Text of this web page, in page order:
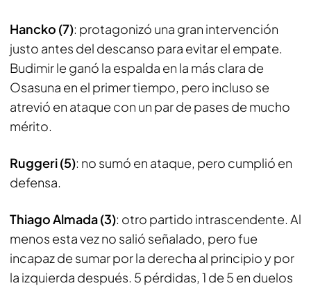
Hancko (7): protagonizó una gran intervención
justo antes del descanso para evitar el empate.
Budimir le ganó la espalda en la más clara de
Osasuna en el primer tiempo, pero incluso se
atrevió en ataque con un par de pases de mucho
mérito.
Ruggeri (5): no sumó en ataque, pero cumplió en
defensa.
Thiago Almada (3): otro partido intrascendente. Al
menos esta vez no salió señalado, pero fue
incapaz de sumar por la derecha al principio y por
la izquierda después. 5 pérdidas, 1 de 5 en duelos